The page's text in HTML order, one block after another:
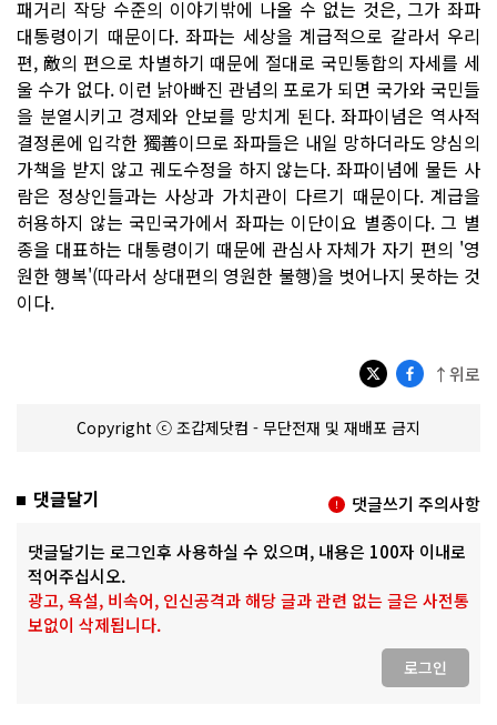
패거리 작당 수준의 이야기밖에 나올 수 없는 것은, 그가 좌파
대통령이기 때문이다. 좌파는 세상을 계급적으로 갈라서 우리
편, 敵의 편으로 차별하기 때문에 절대로 국민통합의 자세를 세
울 수가 없다. 이런 낡아빠진 관념의 포로가 되면 국가와 국민들
을 분열시키고 경제와 안보를 망치게 된다. 좌파이념은 역사적
결정론에 입각한 獨善이므로 좌파들은 내일 망하더라도 양심의
가책을 받지 않고 궤도수정을 하지 않는다. 좌파이념에 물든 사
람은 정상인들과는 사상과 가치관이 다르기 때문이다. 계급을
허용하지 않는 국민국가에서 좌파는 이단이요 별종이다. 그 별
종을 대표하는 대통령이기 때문에 관심사 자체가 자기 편의 '영
원한 행복'(따라서 상대편의 영원한 불행)을 벗어나지 못하는 것
이다.
↑위로
Copyright ⓒ 조갑제닷컴 - 무단전재 및 재배포 금지
댓글달기 댓글쓰기 주의사항
댓글달기는 로그인후 사용하실 수 있으며, 내용은 100자 이내로
적어주십시오.
광고, 욕설, 비속어, 인신공격과 해당 글과 관련 없는 글은 사전통
보없이 삭제됩니다.
로그인